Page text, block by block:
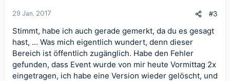
:
29 Jan. 2017 #3
Stimmt, habe ich auch gerade gemerkt, da du es gesagt
hast, ... Was mich eigentlich wundert, denn dieser
Bereich ist öffentlich zugänglich. Habe den Fehler
gefunden, dass Event wurde von mir heute Vormittag 2x
eingetragen, ich habe eine Version wieder gelöscht, und